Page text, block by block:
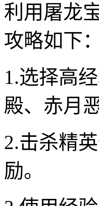
利用屠龙
攻略如下：
1.选择高
殿、赤月
2.击杀精
励。